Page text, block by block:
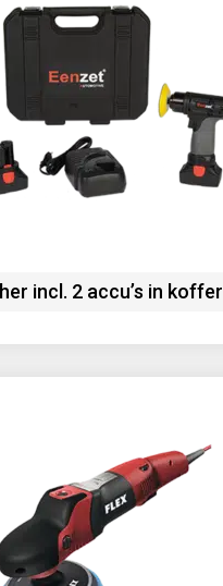
incl. 2 accu’s in koffer